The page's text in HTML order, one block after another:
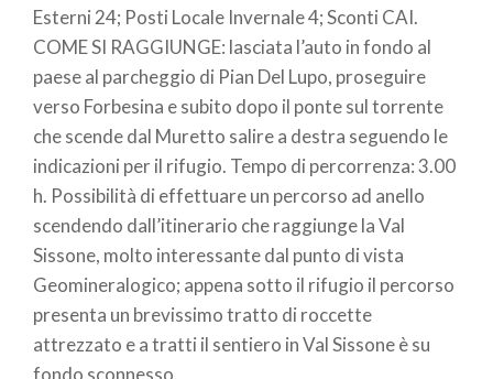
Esterni 24; Posti Locale Invernale 4; Sconti CAI.
COME SI RAGGIUNGE: lasciata l’auto in fondo al
paese al parcheggio di Pian Del Lupo, proseguire
verso Forbesina e subito dopo il ponte sul torrente
che scende dal Muretto salire a destra seguendo le
indicazioni per il rifugio. Tempo di percorrenza: 3.00
h. Possibilità di effettuare un percorso ad anello
scendendo dall’itinerario che raggiunge la Val
Sissone, molto interessante dal punto di vista
Geomineralogico; appena sotto il rifugio il percorso
presenta un brevissimo tratto di roccette
attrezzato e a tratti il sentiero in Val Sissone è su
fondo sconnesso.